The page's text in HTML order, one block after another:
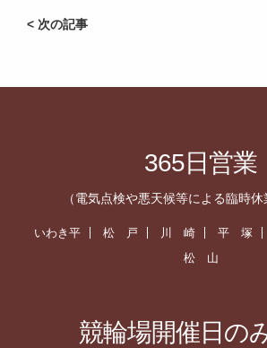
< 次の記事
365日営業
（電気点検や悪天候等による臨時休
いわき平 松 戸 川 崎 平 塚
松 山
競輪場開催日の